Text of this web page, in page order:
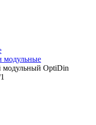
модульные
модульный OptiDin